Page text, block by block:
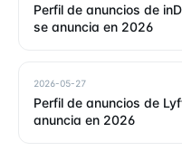
Perfil de anuncios de
se anuncia en 2026
2026-05-27
Perfil de anuncios de
anuncia en 2026